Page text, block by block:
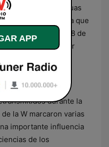
de radio más antiguas
México CDMX. ya que
a emitirse el 18 de
interpretación por
y la Orquesta
a la Alegría de
durante la
la W marcaron varias
importante influencia
de los
APP